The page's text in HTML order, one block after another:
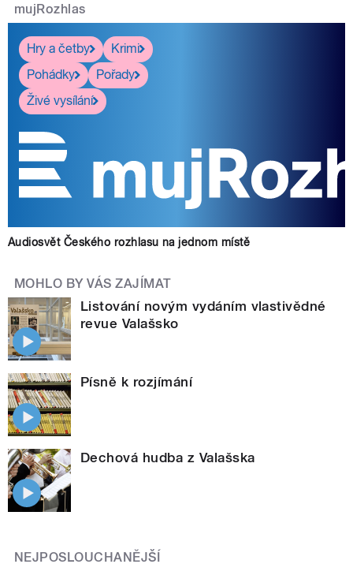
mujRozhlas
Hry a četby
Krimi
Pohádky
Pořady
Živé vysílání
Audiosvět Českého rozhlasu na jednom místě
MOHLO BY VÁS ZAJÍMAT
Listování novým vydáním vlastivědné
revue Valašsko
Písně k rozjímání
Dechová hudba z Valašska
NEJPOSLOUCHANĚJŠÍ